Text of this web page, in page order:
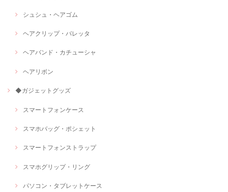
シュシュ・ヘアゴム
ヘアクリップ・バレッタ
ヘアバンド・カチューシャ
ヘアリボン
◆ガジェットグッズ
スマートフォンケース
スマホバッグ・ポシェット
スマートフォンストラップ
スマホグリップ・リング
パソコン・タブレットケース